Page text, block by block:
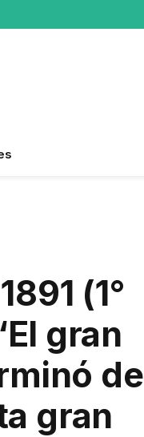
(1°
gran
de
gran